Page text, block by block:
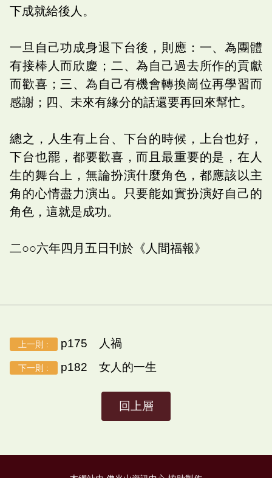
下成就給後人。
一旦自己功成身退下台後，則應：一、為團體
有接棒人而欣慶；二、為自己過去所作的貢獻
而歡喜；三、為自己有機會轉換崗位再學習而
感謝；四、未來有緣分的話還要再回來幫忙。
總之，人生有上台、下台的時候，上台也好，
下台也罷，都要歡喜，而且最重要的是，在人
生的舞台上，無論扮演什麼角色，都應該以主
角的心情盡力演出。只要能如實扮演好自己的
角色，這就是成功。
二○○六年四月五日刊於《人間福報》
上一則 : p175 人禍
下一則 : p182 女人的一生
回上層